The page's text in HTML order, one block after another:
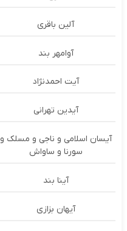
آلین باقری
آوامهر بند
آیت احمدنژاد
آیدین تهرانی
آیسان اسلامی و ناجی و مسلک و
سورنا و ساواش
آینا بند
آیهان بزازی